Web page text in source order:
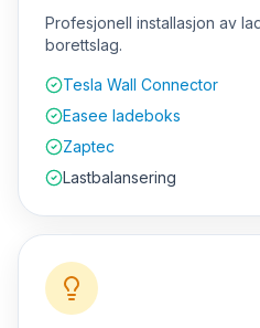
Profesjonell installasjon av
borettslag.
Tesla Wall Connector
Easee ladeboks
Zaptec
Lastbalansering